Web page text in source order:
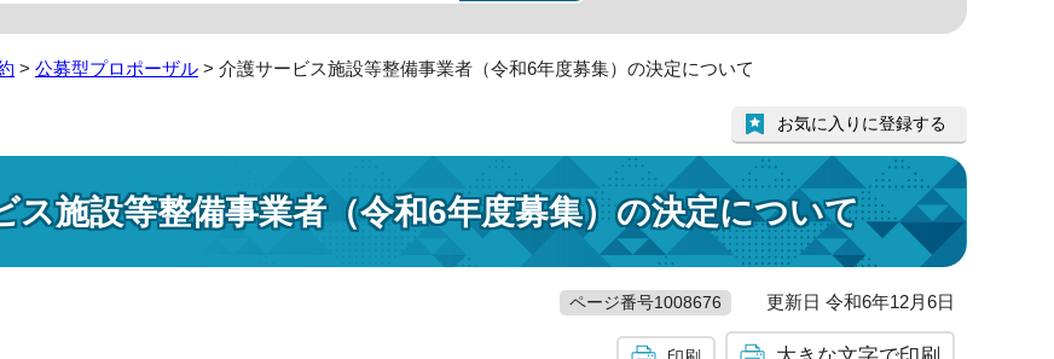
> 公募型プロポーザル > 介護サービス施設等整備事業者（令和6年度募集）の決定について
ス施設等整備事業者（令和6年度募集）の決定について
お気に入りに登録する
ページ番号1008676 更新日 令和6年12月6日